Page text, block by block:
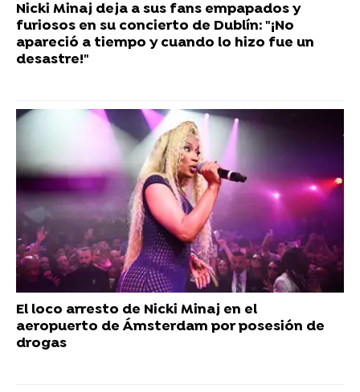
Nicki Minaj deja a sus fans empapados y
furiosos en su concierto de Dublín: "¡No
apareció a tiempo y cuando lo hizo fue un
desastre!"
El loco arresto de Nicki Minaj en el
aeropuerto de Ámsterdam por posesión de
drogas